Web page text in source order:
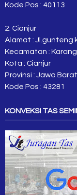
Kode Pos : 40113
2. Cianjur
Alamat : Jl.gunteng
Kecamatan :
Kota : Cianjur
Provinsi : Jawa Barat
Kode Pos : 43281
KONVEKSI TAS